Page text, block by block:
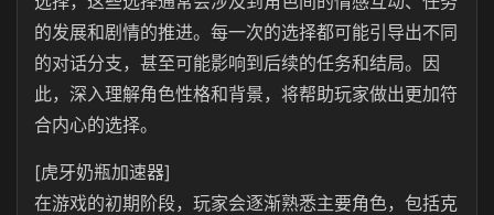
的发展和剧情的推进。每一次的选择都可能引导出不同
的对话分支，甚至可能影响到后续的任务和结局。因
此，深入理解角色性格和背景，将帮助玩家做出更加符
合内心的选择。
[虎牙奶瓶加速器]
在游戏的初期阶段，玩家会逐渐熟悉主要角色，包括克